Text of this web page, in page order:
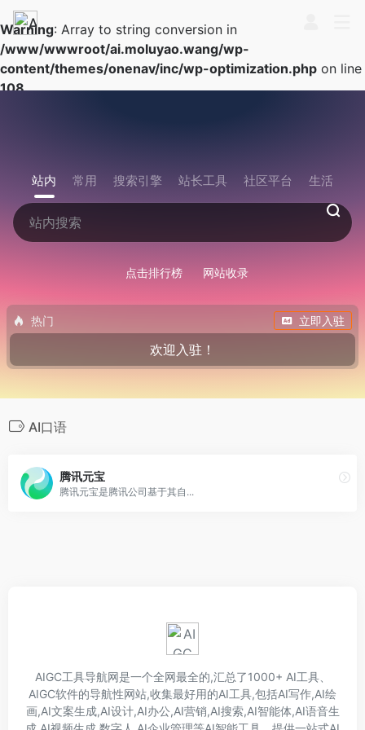
Warning: Array to string conversion in
/www/wwwroot/ai.moluyao.wang/wp-
content/themes/onenav/inc/wp-optimization.php on line
108
站内 常用 搜索引擎 站长工具 社区平台 生活
点击排行榜 网站收录
热门 立即入驻
欢迎入驻！
AI口语
腾讯元宝
腾讯元宝是腾讯公司基于其自...
AIGC工具导航网是一个全网最全的,汇总了1000+ AI工具、
AIGC软件的导航性网站,收集最好用的AI工具,包括AI写作,AI绘
画,AI文案生成,AI设计,AI办公,AI营销,AI搜索,AI智能体,AI语音生